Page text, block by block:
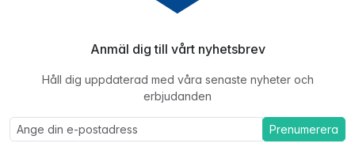
Anmäl dig till vårt nyhetsbrev
Håll dig uppdaterad med våra senaste nyheter och
erbjudanden
Prenumerera